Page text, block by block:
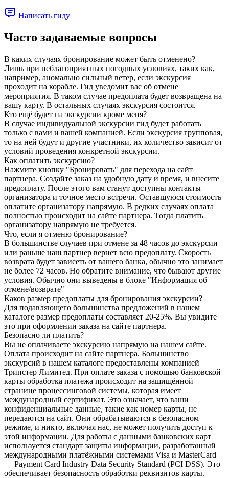
Написать гиду
Часто задаваемые вопросы
В каких случаях бронирование может быть отменено?
Лишь при неблагоприятных погодных условиях, таких как,
например, аномально сильный ветер, если экскурсия
проходит на корабле. Гид уведомит вас об отмене
мероприятия. В таком случае предоплата будет возвращена на
вашу карту. В остальных случаях экскурсия состоится.
Кто ещё будет на экскурсии кроме меня?
В случае индивидуальной экскурсии гид будет работать
только с вами и вашей компанией. Если экскурсия групповая,
то на ней будут и другие участники, их количество зависит от
условий проведения конкретной экскурсии.
Как оплатить экскурсию?
Нажмите кнопку "Бронировать" для перехода на сайт
партнера. Создайте заказ на удобную дату и время, и внесите
предоплату. После этого вам станут доступны контакты
организатора и точное место встречи. Оставшуюся стоимость
оплатите организатору напрямую. В редких случаях оплата
полностью происходит на сайте партнера. Тогда платить
организатору напрямую не требуется.
Что, если я отменю бронирование?
В большинстве случаев при отмене за 48 часов до экскурсии
или раньше наш партнер вернет всю предоплату. Скорость
возврата будет зависеть от вашего банка, обычно это занимает
не более 72 часов. Но обратите внимание, что бывают другие
условия. Обычно они выведены в блоке "Информация об
отмене/возврате"
Каков размер предоплаты для бронирования экскурсии?
Для подавляющего большинства предложений в нашем
каталоге размер предоплаты составляет 20-25%. Вы увидите
это при оформлении заказа на сайте партнера.
Безопасно ли платить?
Вы не оплачиваете экскурсию напрямую на нашем сайте.
Оплата происходит на сайте партнера. Большинство
экскурсий в нашем каталоге предоставлены компанией
Трипстер Лимитед. При оплате заказа с помощью банковской
карты обработка платежа происходит на защищённой
странице процессинговой системы, которая имеет
международный сертификат. Это означает, что ваши
конфиденциальные данные, такие как номер карты, не
передаются на сайт. Они обрабатываются в безопасном
режиме, и никто, включая нас, не может получить доступ к
этой информации. Для работы с данными банковских карт
используется стандарт защиты информации, разработанный
международными платёжными системами Visa и MasterCard
— Payment Card Industry Data Security Standard (PCI DSS). Это
обеспечивает безопасность обработки реквизитов карты.